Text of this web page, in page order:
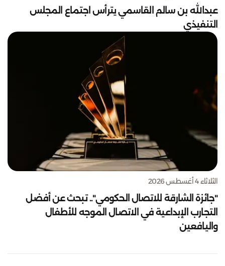
عبدالله بن سالم القاسمي يترأس اجتماع المجلس
التنفيذي
الثلاثاء 4 أغسطس 2026
"جائزة الشارقة للاتصال الحكومي".. تبحث عن أفضل
التجارب الإبداعية في الاتصال الموجه للأطفال
واليافعين